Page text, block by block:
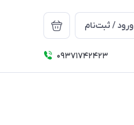
ورود / ثبت‌نام
09371742423